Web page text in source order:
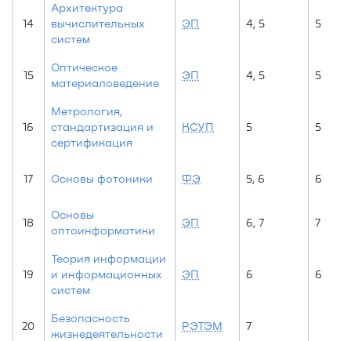
14
Архитектура
вычислительных
систем
ЭП 4, 5 5
15
Оптическое
материаловедение
ЭП 4, 5 5
16
Метрология,
стандартизация и
сертификация
КСУП 5 5
17 Основы фотоники ФЭ 5, 6 6
18
Основы
оптоинформатики
ЭП 6, 7 7
19
Теория информации
и информационных
систем
ЭП 6 6
20
Безопасность
жизнедеятельности
РЭТЭМ 7